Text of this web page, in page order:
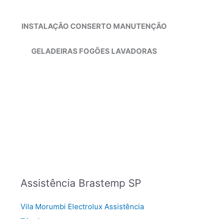
INSTALAÇÃO CONSERTO MANUTENÇÃO
GELADEIRAS FOGÕES LAVADORAS
Assistência Brastemp SP
Vila Morumbi Electrolux Assistência